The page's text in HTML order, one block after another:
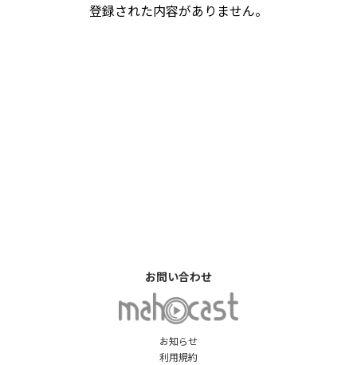
登録された内容がありません。
お知らせ
利用規約
お問い合わせ